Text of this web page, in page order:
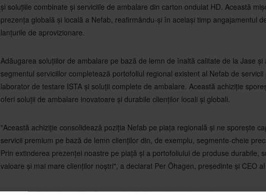
și soluțiile combinate și serviciile de ambalare din carton ondulat HD. Această
prezența globală și locală a Nefab, reafirmându-și în același timp angajamentul
lanțurile de aprovizionare.
Adăugarea soluțiilor de ambalare pe bază de lemn de înaltă calitate de la Jase
segmentul serviciilor completează portofoliul regional existent al Nefab de
laborator de testare ISTA și soluții complete de ambalare. Această achiziție
oferi soluții de ambalare inovatoare și durabile clienților locali și globali.
"Această achiziție consolidează poziția Nefab pe piața regională și ne sporește
servicii premium pe bază de lemn clienților din, de exemplu, segmente-cheie
Prin extinderea prezenței noastre pe piață și a portofoliului de produse durabile,
valoare și mai mare clienților noștri", a declarat Per Öhagen, președinte și CEO
"Suntem mândri să ne alăturăm grupului Nefab și să contribuim la misiunea și